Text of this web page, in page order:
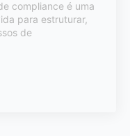
compliance é uma
para estruturar,
de